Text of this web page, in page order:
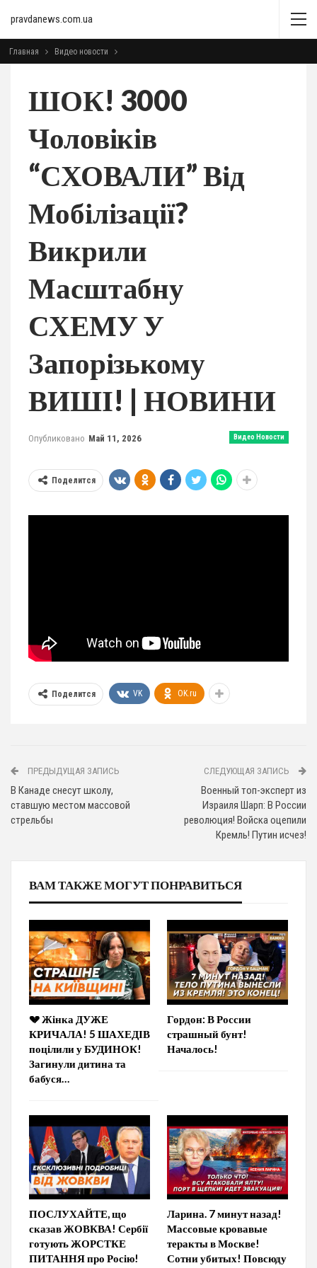
pravdanews.com.ua
Главная Видео новости
ШОК! 3000
Чоловіків
“СХОВАЛИ” Від
Мобілізації?
Викрили
Масштабну
СХЕМУ У
Запорізькому
ВИШІ! | НОВИНИ
Видео Новости
Опубликовано Май 11, 2026
Поделится
Поделится VK OK.ru
ПРЕДЫДУЩАЯ ЗАПИСЬ
В Канаде снесут школу,
ставшую местом массовой
стрельбы
СЛЕДУЮЩАЯ ЗАПИСЬ
Военный топ-эксперт из
Израиля Шарп: В России
революция! Войска оцепили
Кремль! Путин исчез!
ВАМ ТАКЖЕ МОГУТ ПОНРАВИТЬСЯ
💔 Жінка ДУЖЕ
КРИЧАЛА! 5 ШАХЕДІВ
поцілили у БУДИНОК!
Загинули дитина та
бабуся…
Гордон: В России
страшный бунт!
Началось!
ПОСЛУХАЙТЕ, що
сказав ЖОВКВА! Сербії
готують ЖОРСТКЕ
ПИТАННЯ про Росію!
Ларина. 7 минут назад!
Массовые кровавые
теракты в Москве!
Сотни убитых! Повсюду